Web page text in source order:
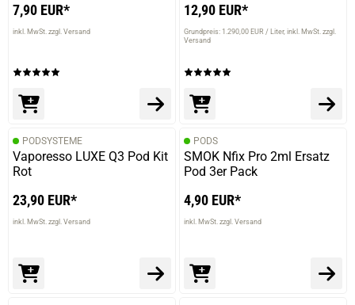
7,90 EUR*
inkl. MwSt. zzgl. Versand
12,90 EUR*
Grundpreis: 1.290,00 EUR / Liter inkl. MwSt. zzgl.
Versand
PODSYSTEME
Vaporesso LUXE Q3 Pod Kit
Rot
23,90 EUR*
inkl. MwSt. zzgl. Versand
PODS
SMOK Nfix Pro 2ml Ersatz
Pod 3er Pack
4,90 EUR*
inkl. MwSt. zzgl. Versand